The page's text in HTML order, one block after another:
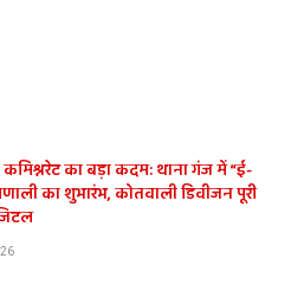
कमिश्नरेट का बड़ा कदम: थाना गंज में “ई-
का शुभारंभ, कोतवाली डिवीजन पूरी